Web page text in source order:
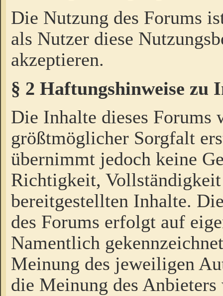
Die Nutzung des Forums
als Nutzer diese
akzeptieren.
§ 2 Haftungshinweise zu
Die Inhalte dieses Forums
größtmöglicher Sorgfalt
übernimmt jedoch keine
Richtigkeit,
bereitgestellten Inhalte.
des Forums erfolgt auf
Namentlich
Meinung des jeweiligen
die Meinung des Anbieters